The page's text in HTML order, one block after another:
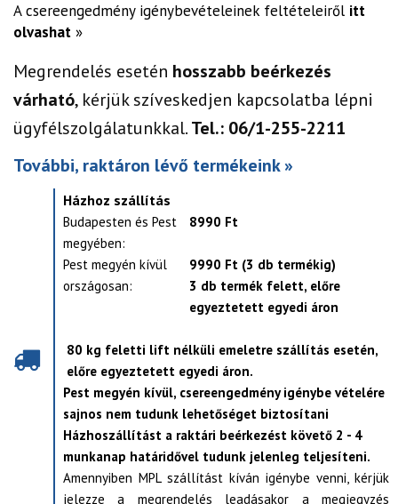
A csereengedmény igénybevételeinek feltételeiről itt
olvashat »
Megrendelés esetén hosszabb beérkezés
várható, kérjük szíveskedjen kapcsolatba lépni
ügyfélszolgálatunkkal.Tel.: 06/1-255-2211
További, raktáron lévő termékeink »
Házhoz szállítás
Budapesten és Pest
megyében:
8990 Ft
Pest megyén kívül
országosan:
9990 Ft (3 db termékig)
3 db termék felett, előre
egyeztetett egyedi áron
80 kg feletti lift nélküli emeletre szállítás esetén,
előre egyeztetett egyedi áron.
Pest megyén kívül, csereengedmény igénybe vételére
sajnos nem tudunk lehetőséget biztosítani
Házhoszállítást a raktári beérkezést követő 2 - 4
munkanap határidővel tudunk jelenleg teljesíteni.
Amennyiben MPL szállítást kíván igénybe venni, kérjük
jelezze a megrendelés leadásakor a megjegyzés